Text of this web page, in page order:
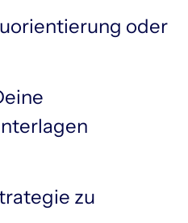
oder